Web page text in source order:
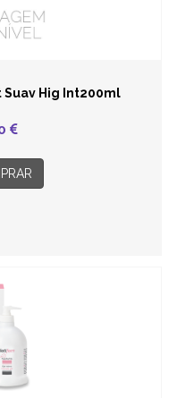
Hig Int200ml